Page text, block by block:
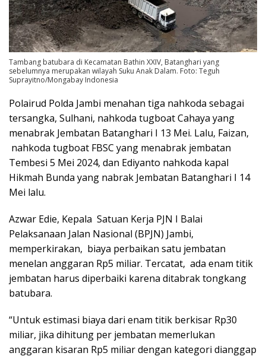
Tambang batubara di Kecamatan Bathin XXIV, Batanghari yang
sebelumnya merupakan wilayah Suku Anak Dalam. Foto: Teguh
Suprayitno/Mongabay Indonesia
Polairud Polda Jambi menahan tiga nahkoda sebagai
tersangka, Sulhani, nahkoda tugboat Cahaya yang
menabrak Jembatan Batanghari I 13 Mei. Lalu, Faizan,
nahkoda tugboat FBSC yang menabrak jembatan
Tembesi 5 Mei 2024, dan Ediyanto nahkoda kapal
Hikmah Bunda yang nabrak Jembatan Batanghari I 14
Mei lalu.
Azwar Edie, Kepala Satuan Kerja PJN I Balai
Pelaksanaan Jalan Nasional (BPJN) Jambi,
memperkirakan, biaya perbaikan satu jembatan
menelan anggaran Rp5 miliar. Tercatat, ada enam titik
jembatan harus diperbaiki karena ditabrak tongkang
batubara.
“Untuk estimasi biaya dari enam titik berkisar Rp30
miliar, jika dihitung per jembatan memerlukan
anggaran kisaran Rp5 miliar dengan kategori dianggap